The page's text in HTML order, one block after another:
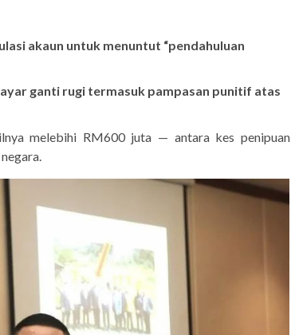
akaun untuk menuntut “pendahuluan
ganti rugi termasuk pampasan punitif atas
melebihi RM600 juta — antara kes penipuan